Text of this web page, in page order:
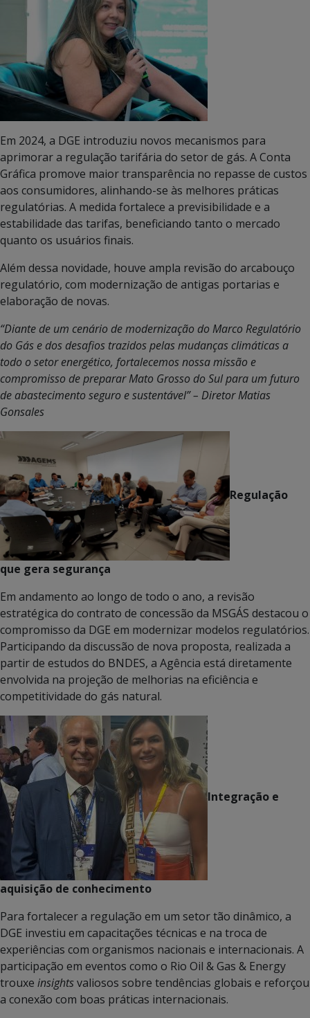
Em 2024, a DGE introduziu novos mecanismos para
aprimorar a regulação tarifária do setor de gás. A Conta
Gráfica promove maior transparência no repasse de custos
aos consumidores, alinhando-se às melhores práticas
regulatórias. A medida fortalece a previsibilidade e a
estabilidade das tarifas, beneficiando tanto o mercado
quanto os usuários finais.
Além dessa novidade, houve ampla revisão do arcabouço
regulatório, com modernização de antigas portarias e
elaboração de novas.
“Diante de um cenário de modernização do Marco Regulatório
do Gás e dos desafios trazidos pelas mudanças climáticas a
todo o setor energético, fortalecemos nossa missão e
compromisso de preparar Mato Grosso do Sul para um futuro
de abastecimento seguro e sustentável” – Diretor Matias
Gonsales
Regulação
que gera segurança
Em andamento ao longo de todo o ano, a revisão
estratégica do contrato de concessão da MSGÁS destacou o
compromisso da DGE em modernizar modelos regulatórios.
Participando da discussão de nova proposta, realizada a
partir de estudos do BNDES, a Agência está diretamente
envolvida na projeção de melhorias na eficiência e
competitividade do gás natural.
Integração e
aquisição de conhecimento
Para fortalecer a regulação em um setor tão dinâmico, a
DGE investiu em capacitações técnicas e na troca de
experiências com organismos nacionais e internacionais. A
participação em eventos como o Rio Oil & Gas & Energy
trouxe insightsvaliosos sobre tendências globais e reforçou
a conexão com boas práticas internacionais.